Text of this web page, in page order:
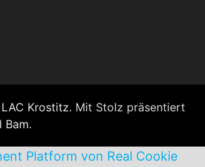
LAC Krostitz. Mit Stolz präsentiert
Bam.
Platform von Real Cookie